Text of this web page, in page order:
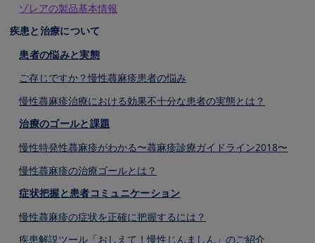
ゾレアの製品基本情報
疾患と治療について
患者の悩みと実態
ご存じですか？慢性蕁⿇疹患者の悩み
慢性蕁⿇疹治療における効果不⼗分な患者の実態とは？
治療のゴールと課題
慢性特発性蕁⿇疹がわかる〜蕁⿇疹診療ガイドライン2018〜
慢性蕁⿇疹の治療ゴールとは？
症状把握と患者コミュニケーション
慢性蕁⿇疹の症状を正確に把握するには？
疾患解説ツール「おしえて！慢性じんましん」のご紹介